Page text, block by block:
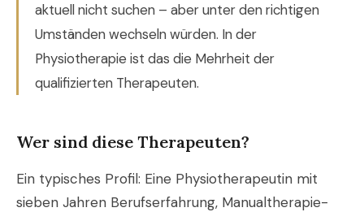
aktuell nicht suchen – aber unter den richtigen
Umständen wechseln würden. In der
Physiotherapie ist das die Mehrheit der
qualifizierten Therapeuten.
Wer sind diese Therapeuten?
Ein typisches Profil: Eine Physiotherapeutin mit
sieben Jahren Berufserfahrung, Manualtherapie-